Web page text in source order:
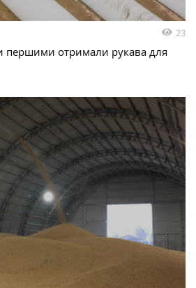
23
першими отримали рукава для